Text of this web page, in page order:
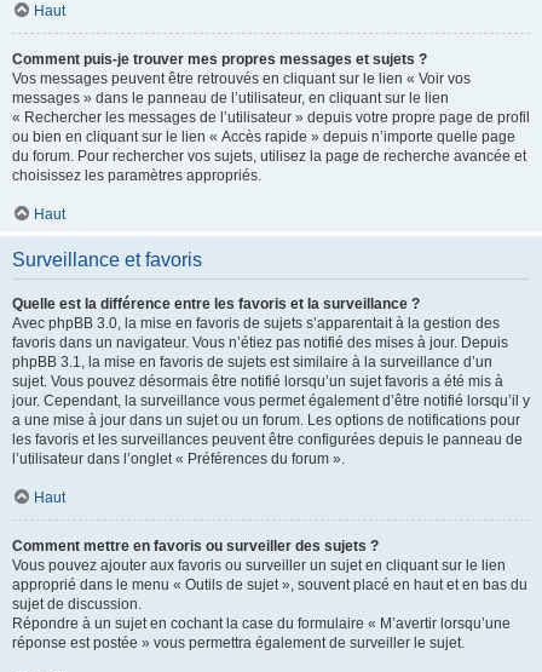
Haut
Comment puis-je trouver mes propres messages et sujets ?
Vos messages peuvent être retrouvés en cliquant sur le lien « Voir vos
messages » dans le panneau de l’utilisateur, en cliquant sur le lien
« Rechercher les messages de l’utilisateur » depuis votre propre page de profil
ou bien en cliquant sur le lien « Accès rapide » depuis n’importe quelle page
du forum. Pour rechercher vos sujets, utilisez la page de recherche avancée et
choisissez les paramètres appropriés.
Haut
Surveillance et favoris
Quelle est la différence entre les favoris et la surveillance ?
Avec phpBB 3.0, la mise en favoris de sujets s’apparentait à la gestion des
favoris dans un navigateur. Vous n’étiez pas notifié des mises à jour. Depuis
phpBB 3.1, la mise en favoris de sujets est similaire à la surveillance d’un
sujet. Vous pouvez désormais être notifié lorsqu’un sujet favoris a été mis à
jour. Cependant, la surveillance vous permet également d’être notifié lorsqu’il y
a une mise à jour dans un sujet ou un forum. Les options de notifications pour
les favoris et les surveillances peuvent être configurées depuis le panneau de
l’utilisateur dans l’onglet « Préférences du forum ».
Haut
Comment mettre en favoris ou surveiller des sujets ?
Vous pouvez ajouter aux favoris ou surveiller un sujet en cliquant sur le lien
approprié dans le menu « Outils de sujet », souvent placé en haut et en bas du
sujet de discussion.
Répondre à un sujet en cochant la case du formulaire « M’avertir lorsqu’une
réponse est postée » vous permettra également de surveiller le sujet.